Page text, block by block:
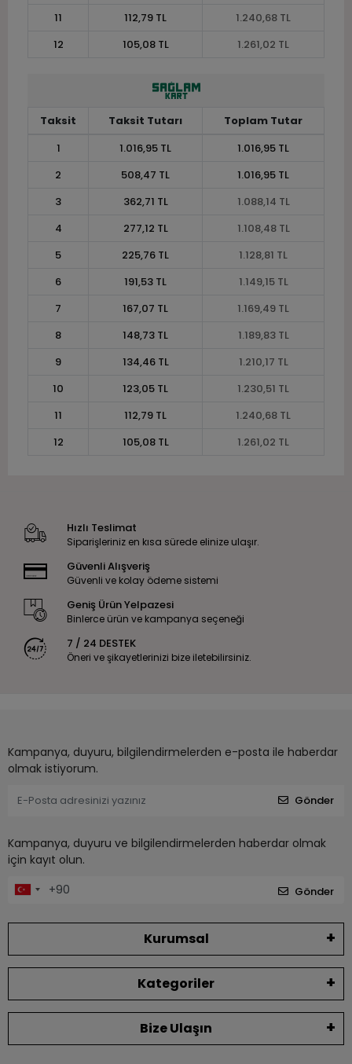
11
112,79 TL
1.240,68 TL
12
105,08 TL 1.261,02 TL
Taksit Taksit Tutarı
Toplam Tutar
1
1.016,95 TL
1.016,95 TL
2
508,47 TL
1.016,95 TL
3
362,71 TL
1.088,14 TL
4
277,12 TL
1.108,48 TL
5
225,76 TL
1.128,81 TL
6
191,53 TL
1.149,15 TL
7
167,07 TL
1.169,49 TL
8
148,73 TL
1.189,83 TL
9
134,46 TL
1.210,17 TL
10
123,05 TL
1.230,51 TL
11
112,79 TL
1.240,68 TL
12
105,08 TL 1.261,02 TL
Hızlı Teslimat
Siparişleriniz en kısa sürede elinize ulaşır.
Güvenli Alışveriş
Güvenli ve kolay ödeme sistemi
Geniş Ürün Yelpazesi
Binlerce ürün ve kampanya seçeneği
7 / 24 DESTEK
Öneri ve şikayetlerinizi bize iletebilirsiniz.
Kampanya, duyuru, bilgilendirmelerden e-posta ile haberdar
olmak istiyorum.
Gönder
Kampanya, duyuru ve bilgilendirmelerden haberdar olmak
için kayıt olun.
Gönder
Kurumsal
Kategoriler
Bize Ulaşın